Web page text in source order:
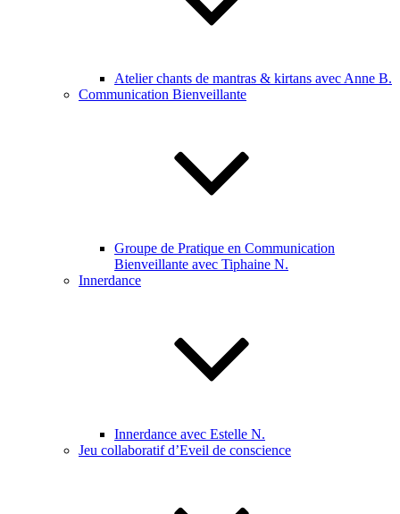
Atelier chants de mantras & kirtans avec Anne B.
Communication Bienveillante
Groupe de Pratique en Communication
Bienveillante avec Tiphaine N.
Innerdance
Innerdance avec Estelle N.
Jeu collaboratif d’Eveil de conscience